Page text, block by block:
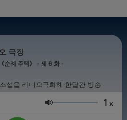
극장
순례 주택》 - 제 6 화 -
설을 라디오극화해 한달간 방송
音量 1 x